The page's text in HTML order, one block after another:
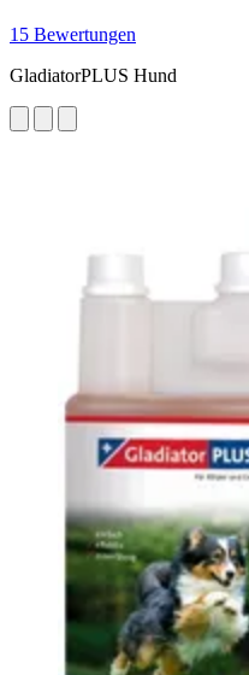
15 Bewertungen
GladiatorPLUS Hund